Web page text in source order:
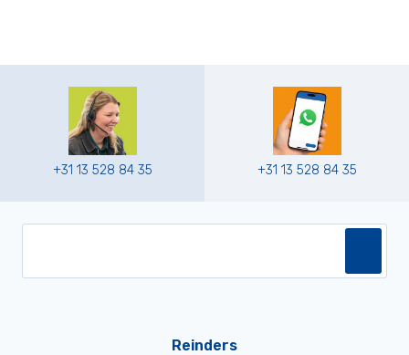
+31 13 528 84 35 +31 13 528 84 35
Reinders